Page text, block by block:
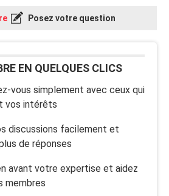
Posez votre question
EN QUELQUES CLICS
vous simplement avec ceux qui
vos intérêts
discussions facilement et
de réponses
avant votre expertise et aidez
membres